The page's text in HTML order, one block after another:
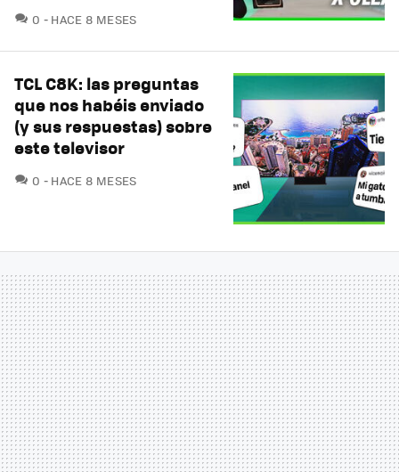
0 COMENTARIOS
HACE 8 MESES
TCL C8K: las preguntas
que nos habéis enviado
(y sus respuestas) sobre
este televisor
0 COMENTARIOS
HACE 8 MESES